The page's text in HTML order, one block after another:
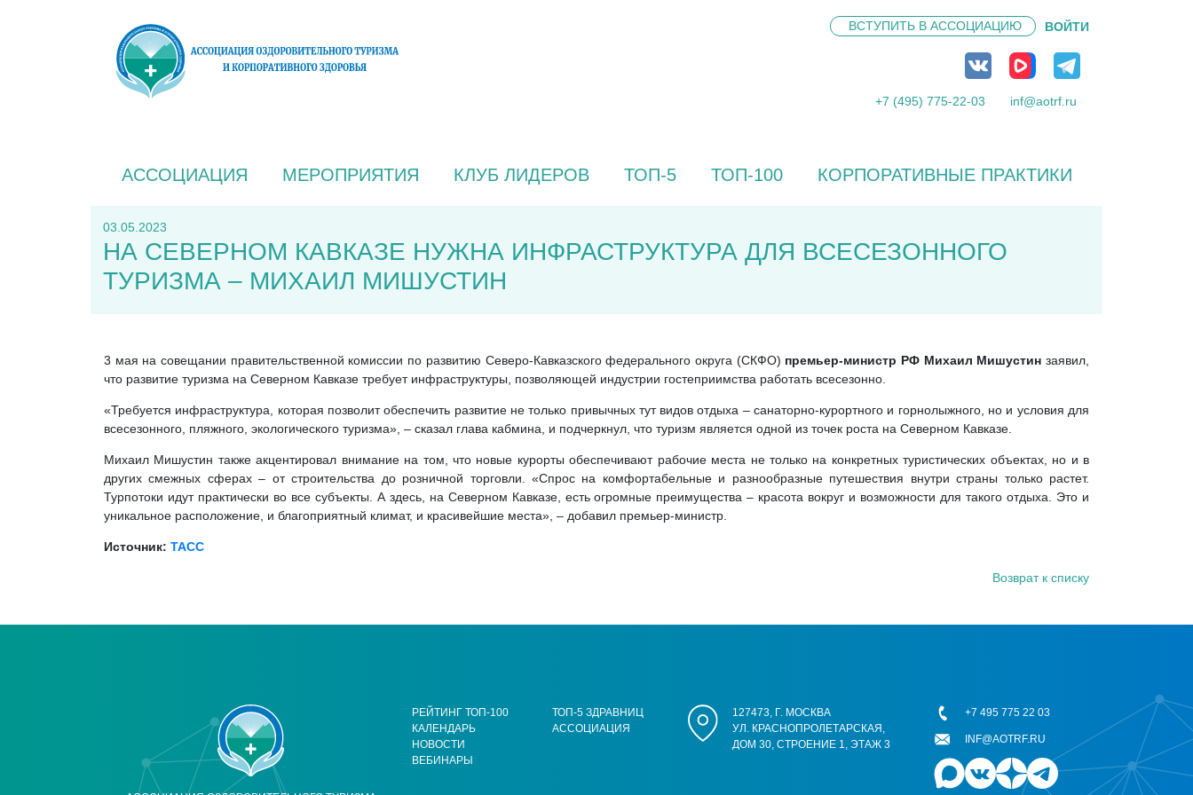
ВСТУПИТЬ В АССОЦИАЦИЮ ВОЙТИ
+7 (495) 775-22-03 inf@aotrf.ru
АССОЦИАЦИЯ МЕРОПРИЯТИЯ КЛУБ ЛИДЕРОВ ТОП-5 ТОП-100 КОРПОРАТИВНЫЕ ПРАКТИКИ
03.05.2023
НА СЕВЕРНОМ КАВКАЗЕ НУЖНА ИНФРАСТРУКТУРА ДЛЯ ВСЕСЕЗОННОГО
ТУРИЗМА – МИХАИЛ МИШУСТИН
3 мая на совещании правительственной комиссии по развитию Северо-Кавказского федерального округа (СКФО) премьер-министр РФ Михаил Мишустин заявил,
что развитие туризма на Северном Кавказе требует инфраструктуры, позволяющей индустрии гостеприимства работать всесезонно.
«Требуется инфраструктура, которая позволит обеспечить развитие не только привычных тут видов отдыха – санаторно-курортного и горнолыжного, но и условия для
всесезонного, пляжного, экологического туризма», – сказал глава кабмина, и подчеркнул, что туризм является одной из точек роста на Северном Кавказе.
Михаил Мишустин также акцентировал внимание на том, что новые курорты обеспечивают рабочие места не только на конкретных туристических объектах, но и в
других смежных сферах – от строительства до розничной торговли. «Спрос на комфортабельные и разнообразные путешествия внутри страны только растет.
Турпотоки идут практически во все субъекты. А здесь, на Северном Кавказе, есть огромные преимущества – красота вокруг и возможности для такого отдыха. Это и
уникальное расположение, и благоприятный климат, и красивейшие места», – добавил премьер-министр.
Источник: ТАСС
Возврат к списку
РЕЙТИНГ ТОП-100
КАЛЕНДАРЬ
НОВОСТИ
ВЕБИНАРЫ
ТОП-5 ЗДРАВНИЦ
АССОЦИАЦИЯ
127473, Г. МОСКВА
УЛ. КРАСНОПРОЛЕТАРСКАЯ,
ДОМ 30, СТРОЕНИЕ 1, ЭТАЖ 3
+7 495 775 22 03
INF@AOTRF.RU